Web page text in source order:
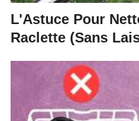
L'Astuce Pour
Raclette (Sans